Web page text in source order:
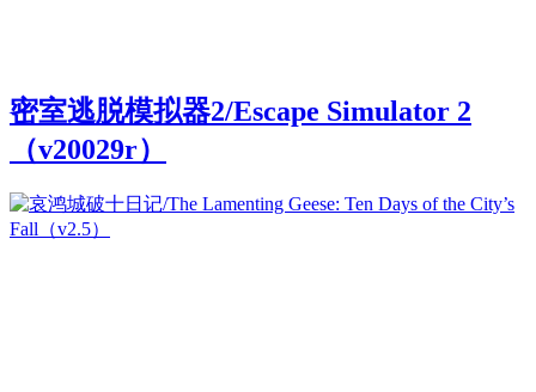
密室逃脱模拟器2/Escape Simulator 2
（v20029r）